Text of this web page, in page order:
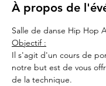
À propos de
Salle de danse Hip Hop
Objectif :
Il s'agit d'un cours de
notre but est de vous
de la technique.